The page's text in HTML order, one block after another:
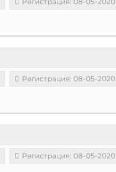
Регистрация: 08-05-2020
Регистрация: 08-05-2020